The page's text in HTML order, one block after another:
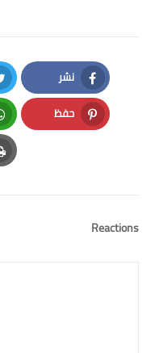
نشر
Facebook
حفظ
Pinterest
Reactions